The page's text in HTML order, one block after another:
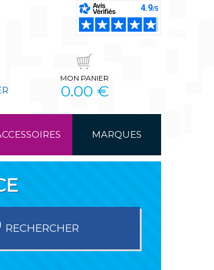
MON PANIER
0.00 €
MARQUES
RECHERCHER